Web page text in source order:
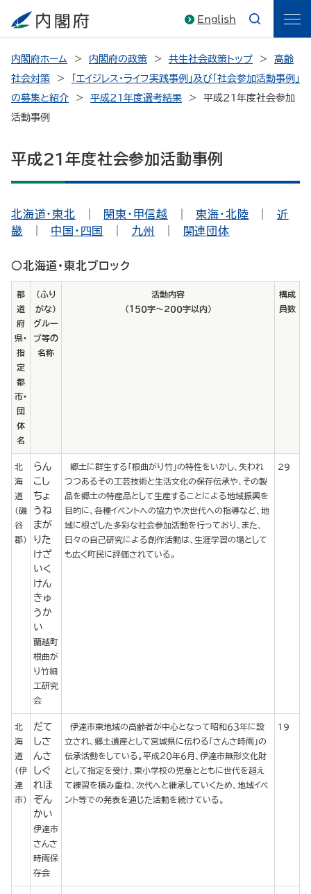
English
内閣府ホーム 内閣府の政策 共生社会政策トップ
高齢
社会対策
「エイジレス・ライフ実践事例」及び「社会参加活動事例」
の募集と紹介
平成21年度選考結果
平成21年度社会参加
活動事例
平成21年度社会参加活動事例
北海道・東北 関東・甲信越 ｜東海・北陸
近
畿
中国・四国 九州 関連団体
○北海道・東北ブロック
都
道
府
県・
指
定
都
市・
団
体
名
（ふり
がな）
グルー
プ等の
名称
活動内容
（１５０字～２００字以内）
構成
員数
北
海
道
（磯
谷
郡）
らん
こし
ちょ
うね
まが
りた
けざ
いく
けん
きゅ
うか
い
蘭越町
根曲が
り竹細
工研究
会
郷土に群生する「根曲がり竹」の特性をいかし、失われ
つつあるその工芸技術と生活文化の保存伝承や、その製
品を郷土の特産品として生産することによる地域振興を
目的に、各種イベントへの協力や次世代への指導など、地
域に根ざした多彩な社会参加活動を行っており、また、
日々の自己研究による創作活動は、生涯学習の場として
も広く町民に評価されている。
29
北
海
道
（伊
達
市）
だて
しさ
んさ
しぐ
れほ
ぞん
かい
伊達市
さんさ
時雨保
存会
伊達市東地域の高齢者が中心となって昭和６３年に設
立され、郷土遺産として宮城県に伝わる「さんさ時雨」の
伝承活動をしている。平成２０年６月、伊達市無形文化財
として指定を受け、東小学校の児童とともに世代を超え
て練習を積み重ね、次代へと継承していくため、地域イベ
ント等での発表を通じた活動を続けている。
19